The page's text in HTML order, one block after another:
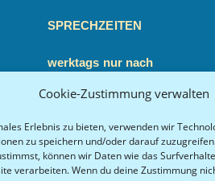
Cookie-Zustimmung verwalten
Erlebnis zu bieten, verwenden wir
zu speichern und/oder darauf
können wir Daten wie das
verarbeiten. Wenn du deine Zustimmung
SPRECHZEITEN
werktags nur nach
Terminsuche
Anmeldebogen